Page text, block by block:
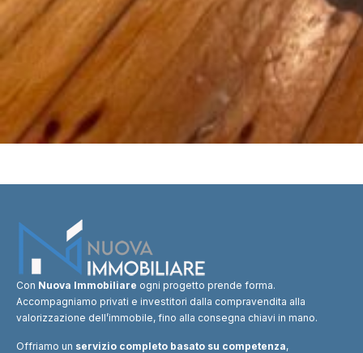
Con Nuova Immobiliare ogni progetto prende forma.
Accompagniamo privati e investitori dalla compravendita alla
valorizzazione dell’immobile, fino alla consegna chiavi in mano.
Offriamo un servizio completo basato su competenza,